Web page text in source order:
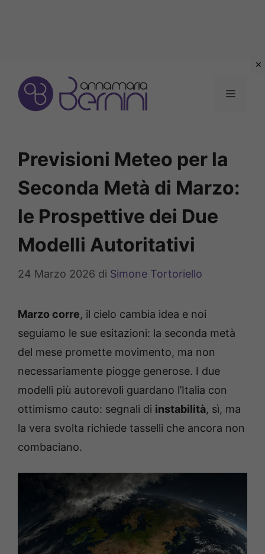
contenuto
MENU
Previsioni Meteo per la
Seconda Metà di Marzo:
le Prospettive dei Due
Modelli Autoritativi
24 Marzo 2026 di Simone Tortoriello
Marzo corre, il cielo cambia idea e noi
seguiamo le sue esitazioni: la seconda metà
del mese promette movimento, ma non
necessariamente piogge generose. I due
modelli più autorevoli guardano l’Italia con
ottimismo cauto: segnali di instabilità, sì, ma
la vera svolta richiede tasselli che ancora non
combaciano.